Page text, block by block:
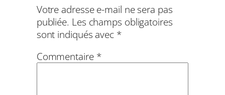
Votre adresse e-mail ne sera pas
publiée. Les champs obligatoires
sont indiqués avec *
Commentaire *